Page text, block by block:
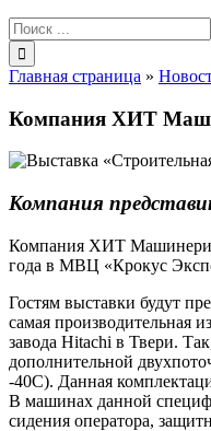
Результат
поиска:
Главная страница »
Компания ХИТ
Компания
Компания ХИТ Машинери
года в МВЦ «Крокус
Гостям выставки будут
самая производительная
завода Hitachi в Твери.
дополнительной
-40С). Данная
В машинах данной
сидения оператора,